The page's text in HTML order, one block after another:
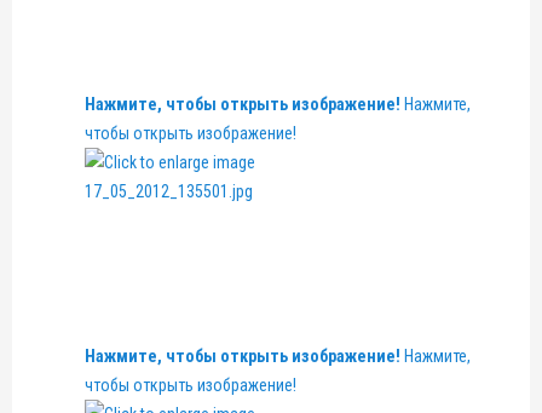
Нажмите, чтобы открыть изображение! Нажмите,
чтобы открыть изображение!
Нажмите, чтобы открыть изображение! Нажмите,
чтобы открыть изображение!